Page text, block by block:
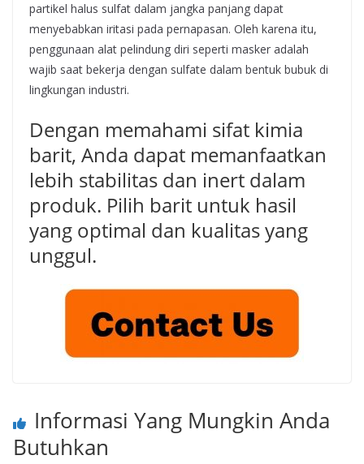
partikel halus sulfat dalam jangka panjang dapat
menyebabkan iritasi pada pernapasan. Oleh karena itu,
penggunaan alat pelindung diri seperti masker adalah
wajib saat bekerja dengan sulfate dalam bentuk bubuk di
lingkungan industri.
Dengan memahami sifat kimia
barit, Anda dapat memanfaatkan
lebih stabilitas dan inert dalam
produk. Pilih barit untuk hasil
yang optimal dan kualitas yang
unggul.
Informasi Yang Mungkin Anda
Butuhkan